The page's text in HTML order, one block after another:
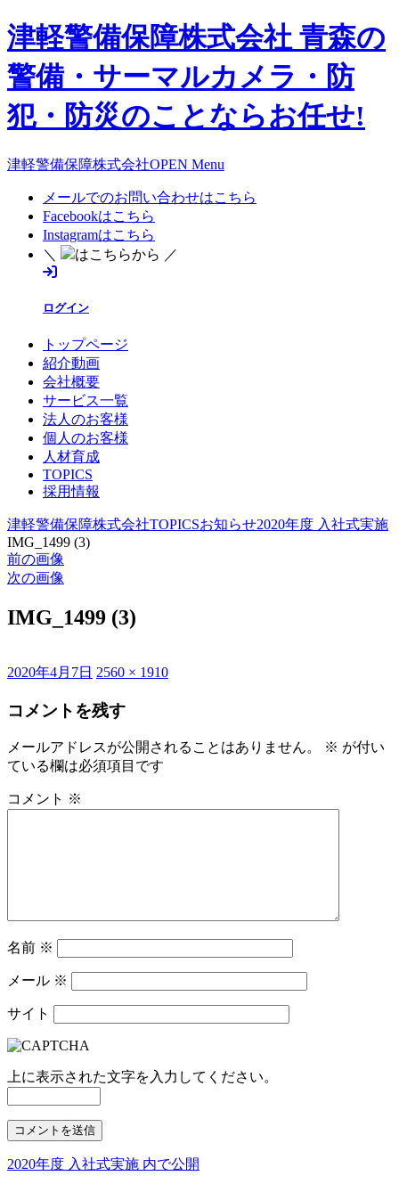
津軽警備保障株式会社 青森の
警備・サーマルカメラ・防
犯・防災のことならお任せ!
津軽警備保障株式会社OPEN Menu
メールでのお問い合わせはこちら
Facebookはこちら
Instagramはこちら
＼
はこちらから ／
ログイン
トップページ
紹介動画
会社概要
サービス一覧
法人のお客様
個人のお客様
人材育成
TOPICS
採用情報
津軽警備保障株式会社TOPICSお知らせ2020年度 入社式実施
IMG_1499 (3)
前の画像
次の画像
IMG_1499 (3)
投
日:
2020年4月7日 フ
サ
ズ
2560 × 1910
コメントを残す
メールアドレスが公開されることはありません。 ※ が付い
ている欄は必須項目です
コメント ※
名前 ※
メール ※
サイト
上に表示された文字を入力してください。
投
2020年度 入社式実施 内で公開